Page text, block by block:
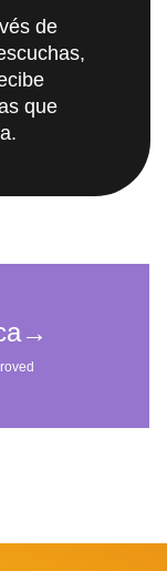
de
que